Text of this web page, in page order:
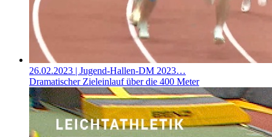
26.02.2023 | Jugend-Hallen-DM 2023…
Dramatischer Zieleinlauf über die 400 Meter